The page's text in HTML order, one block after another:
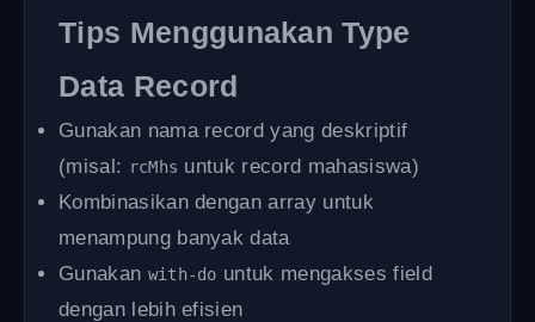
Tips Menggunakan Type
Data Record
Gunakan nama record yang deskriptif
(misal: rcMhs untuk record mahasiswa)
Kombinasikan dengan array untuk
menampung banyak data
Gunakan with-do untuk mengakses field
dengan lebih efisien